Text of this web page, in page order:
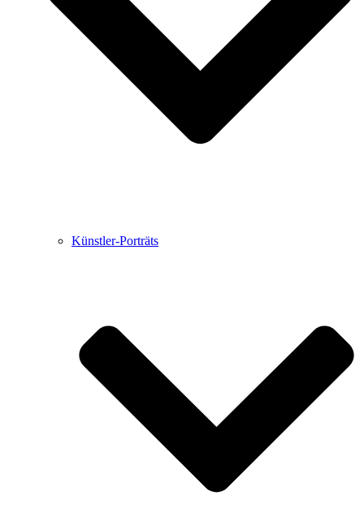
Künstler-Porträts